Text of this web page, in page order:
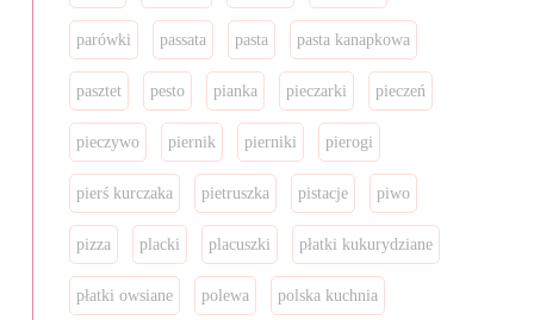
parówki passata pasta pasta kanapkowa
pasztet pesto pianka pieczarki pieczeń
pieczywo piernik pierniki pierogi
pierś kurczaka pietruszka pistacje piwo
pizza placki placuszki płatki kukurydziane
płatki owsiane polewa polska kuchnia